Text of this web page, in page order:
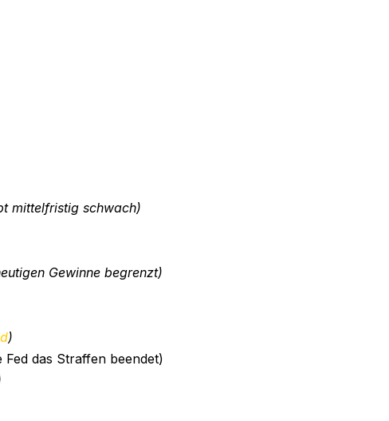
mittelfristig schwach)
Gewinne begrenzt)
)
das Straffen beendet)